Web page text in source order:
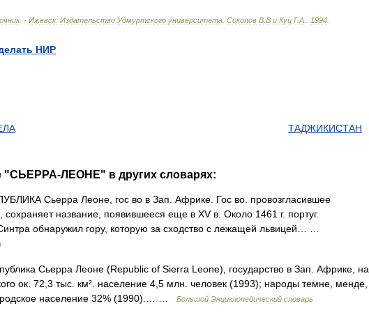
. - Ижевск: Издательство Удмуртского университета Соколов В В и Куц Г.А 1994
НИР
ТАДЖИКИСТАН
"СЬЕРРА-ЛЕОНЕ" в других словарях:
Сьерра Леоне, гос во в Зап. Африке. Гос во. провозгласившее
сохраняет название, появившееся еще в XV в. Около 1461 г. португ.
обнаружил гору, которую за сходство с лежащей львицей… …
Сьерра Леоне (Republiс of Sierra Leone), государство в Зап. Африке, на
ок. 72,3 тыс. км². население 4,5 млн. человек (1993); народы темне, менде,
население 32% (1990).… …
Большой Энциклопедический словарь